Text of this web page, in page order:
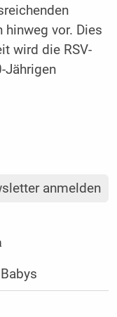
vor. Dies
wird die RSV-
Jährigen
anmelden